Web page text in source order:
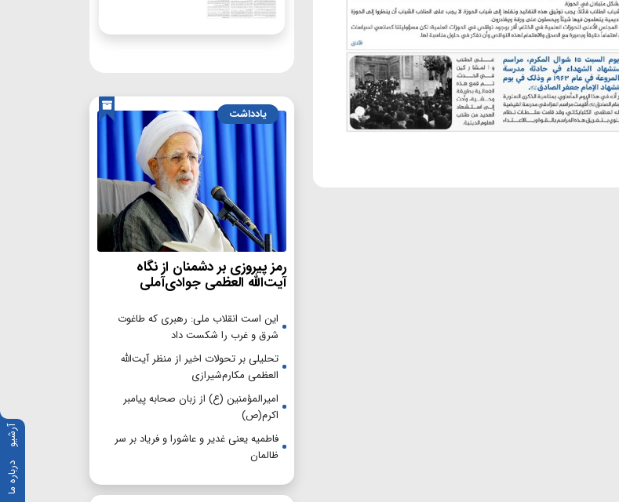
آرشیو
درباره ما
یادداشت
رمز پیروزی بر دشمنان از نگاه
آیت‌الله العظمی جوادی‌آملی
این است انقلاب ملی: رهبری که طاغوت
شرق و غرب را شکست داد
تحلیلی بر تحولات اخیر از منظر آیت‌الله
العظمی مکارم‌شیرازی
امیرالمؤمنین (ع) از زبان صحابه پیامبر
اکرم(ص)
فاطمیه یعنی غدیر و عاشورا و فریاد بر سر
ظالمان